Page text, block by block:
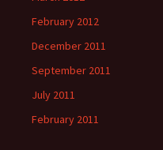
February 2012
December 2011
September 2011
July 2011
February 2011